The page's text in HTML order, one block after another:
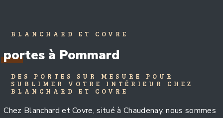
BLANCHARD ET COVRE
portes à Pommard
DES PORTES SUR MESURE POUR
SUBLIMER VOTRE INTÉRIEUR CHEZ
BLANCHARD ET COVRE
Chez Blanchard et Covre, situé à Chaudenay, nous sommes